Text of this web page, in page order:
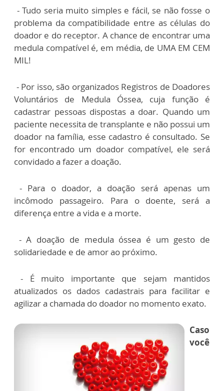
- Tudo seria muito simples e fácil, se não fosse o
problema da compatibilidade entre as células do
doador e do receptor. A chance de encontrar uma
medula compatível é, em média, de UMA EM CEM
MIL!
- Por isso, são organizados Registros de Doadores
Voluntários de Medula Óssea, cuja função é
cadastrar pessoas dispostas a doar. Quando um
paciente necessita de transplante e não possui um
doador na família, esse cadastro é consultado. Se
for encontrado um doador compatível, ele será
convidado a fazer a doação.
- Para o doador, a doação será apenas um
incômodo passageiro. Para o doente, será a
diferença entre a vida e a morte.
- A doação de medula óssea é um gesto de
solidariedade e de amor ao próximo.
- É muito importante que sejam mantidos
atualizados os dados cadastrais para facilitar e
agilizar a chamada do doador no momento exato.
Caso
você